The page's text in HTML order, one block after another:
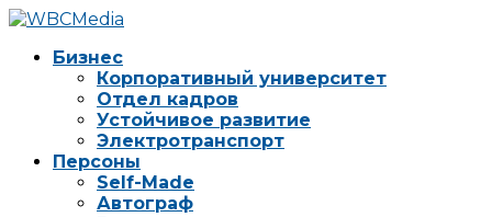
Бизнес
Корпоративный университет
Отдел кадров
Устойчивое развитие
Электротранспорт
Персоны
Self-Made
Автограф